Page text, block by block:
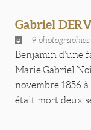
Gabriel
9 photographies
Benjamin d’une
Marie Gabriel
novembre 1856
était mort deux